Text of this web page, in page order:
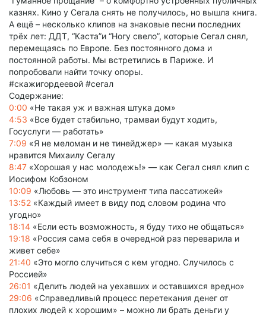
казнях. Кино у Сегала снять не получилось, но вышла книга.
А ещё – несколько клипов на знаковые песни последних
трёх лет: ДДТ, “Каста”и “Ногу свело”, которые Сегал снял,
перемещаясь по Европе. Без постоянного дома и
постоянной работы. Мы встретились в Париже. И
попробовали найти точку опоры.
#скажигордеевой #сегал
Содержание:
0:00 «Не такая уж и важная штука дом»
4:53 «Все будет стабильно, трамваи будут ходить,
Госуслуги — работать»
7:09 «Я не меломан и не тинейджер» — какая музыка
нравится Михаилу Сегалу
8:47 «Хорошая у нас молодежь!» — как Сегал снял клип с
Иосифом Кобзоном
10:09 «Любовь — это инструмент типа пассатижей»
13:52 «Каждый имеет в виду под словом родина что
угодно»
18:14 «Если есть возможность, я буду тихо не общаться»
19:18 «Россия сама себя в очередной раз переварила и
живет себе»
21:40 «Это могло случиться с кем угодно. Случилось с
Россией»
26:01 «Делить людей на уехавших и оставшихся вредно»
29:06 «Справедливый процесс перетекания денег от
плохих людей к хорошим» – можно ли брать деньги у